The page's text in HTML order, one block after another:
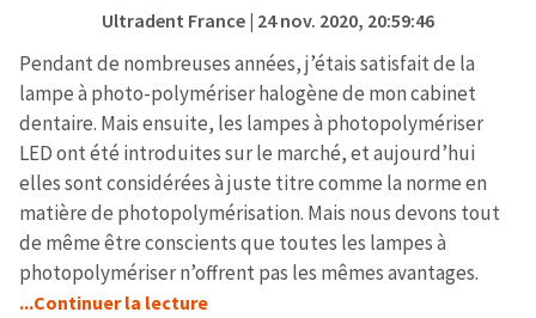
Ultradent France| 24 nov. 2020, 20:59:46
Pendant de nombreuses années, j’étais satisfait de la
lampe à photo-polymériser halogène de mon cabinet
dentaire. Mais ensuite, les lampes à photopolymériser
LED ont été introduites sur le marché, et aujourd’hui
elles sont considérées à juste titre comme la norme en
matière de photopolymérisation. Mais nous devons tout
de même être conscients que toutes les lampes à
photopolymériser n’offrent pas les mêmes avantages.
...Continuer la lecture